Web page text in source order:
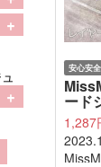
安心安
ード
1,287
+
+